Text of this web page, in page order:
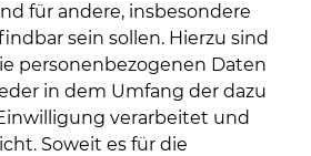
für andere, insbesondere
sein sollen. Hierzu sind
personenbezogenen Daten
in dem Umfang der dazu
verarbeitet und
Soweit es für die